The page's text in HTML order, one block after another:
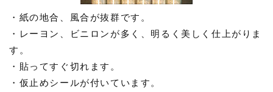
・紙の地合、風合が抜群です。
・レーヨン、ビニロンが多く、明るく美しく仕上がりま
す。
・貼ってすぐ切れます。
・仮止めシールが付いています。